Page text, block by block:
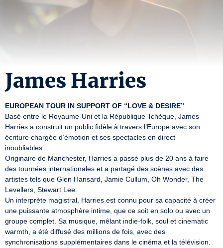
James Harries
EUROPEAN TOUR IN SUPPORT OF “LOVE & DESIRE”
Basé entre le Royaume-Uni et la République Tchèque, James
Harries a construit un public fidèle à travers l’Europe avec son
écriture chargée d’émotion et ses spectacles en direct
inoubliables.
Originaire de Manchester, Harries a passé plus de 20 ans à faire
des tournées internationales et a partagé des scènes avec des
artistes tels que Glen Hansard, Jamie Cullum, Oh Wonder, The
Levellers, Stewart Lee.
Un interprète magistral, Harries est connu pour sa capacité à créer
une puissante atmosphère intime, que ce soit en solo ou avec un
groupe complet. Sa musique, mêlant indie-folk, soul et cinematic
warmth, a été diffusé des millions de fois, avec des
synchronisations supplémentaires dans le cinéma et la télévision.